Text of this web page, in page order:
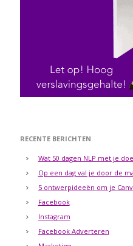
RECENTE BERICHTEN
Wat 50 dagen NLP met je
Op een dag val je door de
5 ontwerpideeën om je
Facebook
Instagram
Facebook Adverteren